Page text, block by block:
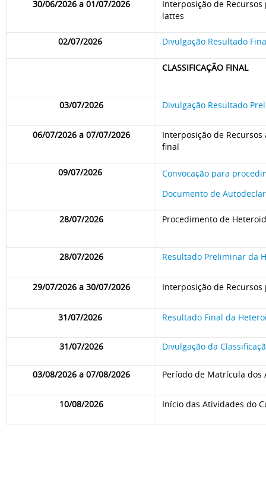
30/06/2026 a 01/07/2026
Interposição de
lattes
02/07/2026 Divulgação Resultado
CLASSIFICAÇÃO FINAL
03/07/2026 Divulgação Resultado
06/07/2026 a 07/07/2026
Interposição de
final
09/07/2026
Convocação para
Documento de
28/07/2026 Procedimento de
28/07/2026 Resultado Preliminar da
29/07/2026 a 30/07/2026 Interposição de
31/07/2026 Resultado Final da
31/07/2026 Divulgação da
03/08/2026 a 07/08/2026 Período de Matrícula dos
10/08/2026 Início das Atividades do